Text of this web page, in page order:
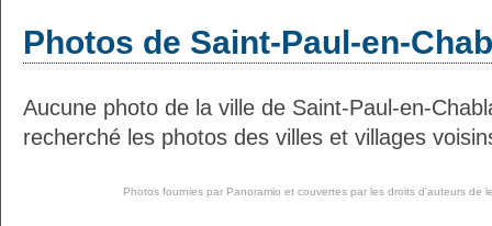
Photos de Saint-Paul-en-
Aucune photo de la ville de Saint-Paul-en-
recherché les photos des villes et villages
Photos fournies par Panoramio et couvertes par les droits d'auteurs de